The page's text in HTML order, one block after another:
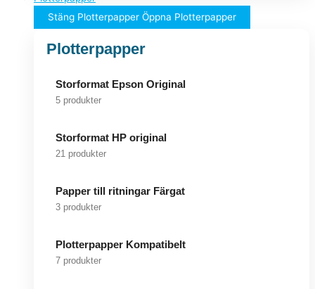
Stäng Plotterpapper Öppna Plotterpapper
Plotterpapper
Storformat Epson Original
5 produkter
Storformat HP original
21 produkter
Papper till ritningar Färgat
3 produkter
Plotterpapper Kompatibelt
7 produkter